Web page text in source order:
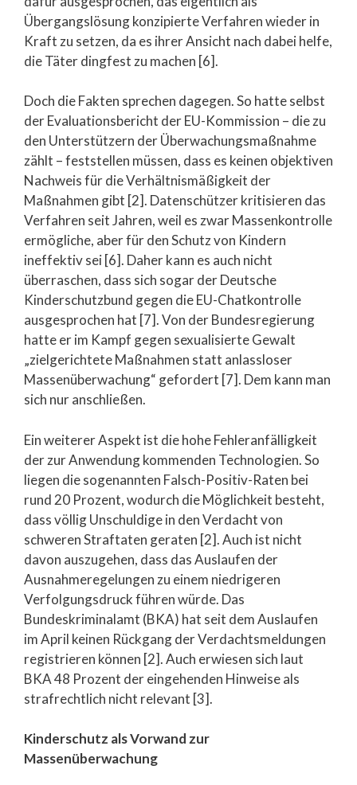
Übergangslösung konzipierte Verfahren wieder in
Kraft zu setzen, da es ihrer Ansicht nach dabei helfe,
die Täter dingfest zu machen [6].
Doch die Fakten sprechen dagegen. So hatte selbst
der Evaluationsbericht der EU-Kommission – die zu
den Unterstützern der Überwachungsmaßnahme
zählt – feststellen müssen, dass es keinen objektiven
Nachweis für die Verhältnismäßigkeit der
Maßnahmen gibt [2]. Datenschützer kritisieren das
Verfahren seit Jahren, weil es zwar Massenkontrolle
ermögliche, aber für den Schutz von Kindern
ineffektiv sei [6]. Daher kann es auch nicht
überraschen, dass sich sogar der Deutsche
Kinderschutzbund gegen die EU-Chatkontrolle
ausgesprochen hat [7]. Von der Bundesregierung
hatte er im Kampf gegen sexualisierte Gewalt
„zielgerichtete Maßnahmen statt anlassloser
Massenüberwachung“ gefordert [7]. Dem kann man
sich nur anschließen.
Ein weiterer Aspekt ist die hohe Fehleranfälligkeit
der zur Anwendung kommenden Technologien. So
liegen die sogenannten Falsch-Positiv-Raten bei
rund 20 Prozent, wodurch die Möglichkeit besteht,
dass völlig Unschuldige in den Verdacht von
schweren Straftaten geraten [2]. Auch ist nicht
davon auszugehen, dass das Auslaufen der
Ausnahmeregelungen zu einem niedrigeren
Verfolgungsdruck führen würde. Das
Bundeskriminalamt (BKA) hat seit dem Auslaufen
im April keinen Rückgang der Verdachtsmeldungen
registrieren können [2]. Auch erwiesen sich laut
BKA 48 Prozent der eingehenden Hinweise als
strafrechtlich nicht relevant [3].
Kinderschutz als Vorwand zur
Massenüberwachung